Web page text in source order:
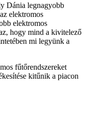
Dánia legnagyobb
elektromos
elektromos
hogy mind a kivitelező
mi legyünk a
fűtőrendszereket
kitűnik a piacon